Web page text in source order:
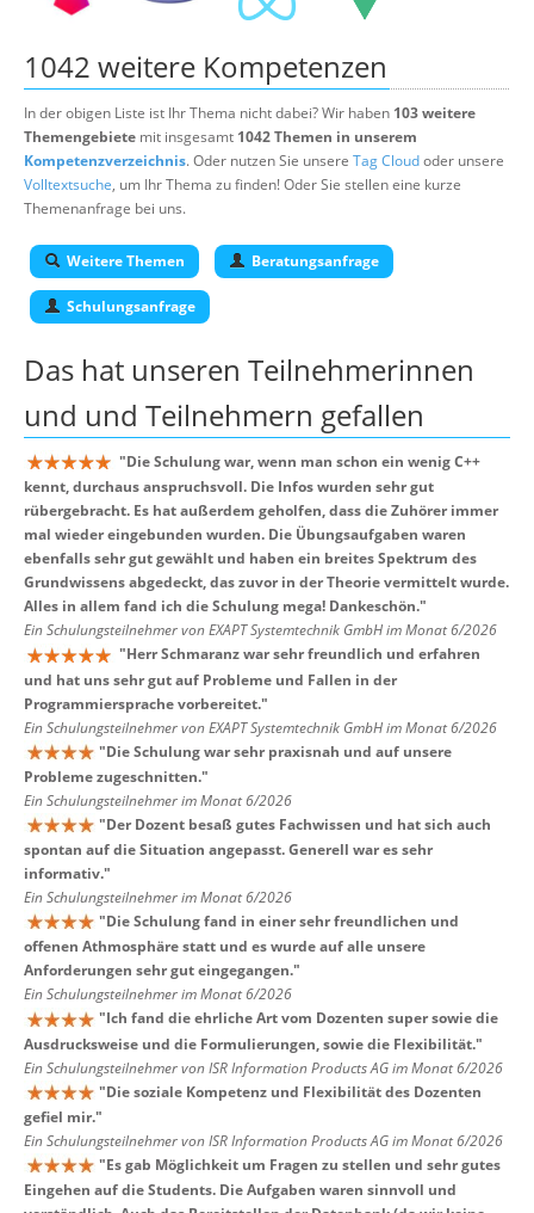
1042 weitere Kompetenzen
In der obigen Liste ist Ihr Thema nicht dabei? Wir haben 103 weitere
Themengebiete mit insgesamt 1042 Themen in unserem
Kompetenzverzeichnis. Oder nutzen Sie unsere Tag Cloudoder unsere
Volltextsuche, um Ihr Thema zu finden! Oder Sie stellen eine kurze
Themenanfrage bei uns.
Weitere Themen Beratungsanfrage
Schulungsanfrage
Das hat unseren Teilnehmerinnen
und und Teilnehmern gefallen
"Die Schulung war, wenn man schon ein wenig C++
kennt, durchaus anspruchsvoll. Die Infos wurden sehr gut
rübergebracht. Es hat außerdem geholfen, dass die Zuhörer immer
mal wieder eingebunden wurden. Die Übungsaufgaben waren
ebenfalls sehr gut gewählt und haben ein breites Spektrum des
Grundwissens abgedeckt, das zuvor in der Theorie vermittelt wurde.
Alles in allem fand ich die Schulung mega! Dankeschön."
Ein Schulungsteilnehmer von EXAPT Systemtechnik GmbH im Monat 6/2026
"Herr Schmaranz war sehr freundlich und erfahren
und hat uns sehr gut auf Probleme und Fallen in der
Programmiersprache vorbereitet."
Ein Schulungsteilnehmer von EXAPT Systemtechnik GmbH im Monat 6/2026
"Die Schulung war sehr praxisnah und auf unsere
Probleme zugeschnitten."
Ein Schulungsteilnehmer im Monat 6/2026
"Der Dozent besaß gutes Fachwissen und hat sich auch
spontan auf die Situation angepasst. Generell war es sehr
informativ."
Ein Schulungsteilnehmer im Monat 6/2026
"Die Schulung fand in einer sehr freundlichen und
offenen Athmosphäre statt und es wurde auf alle unsere
Anforderungen sehr gut eingegangen."
Ein Schulungsteilnehmer im Monat 6/2026
"Ich fand die ehrliche Art vom Dozenten super sowie die
Ausdrucksweise und die Formulierungen, sowie die Flexibilität."
Ein Schulungsteilnehmer von ISR Information Products AG im Monat 6/2026
"Die soziale Kompetenz und Flexibilität des Dozenten
gefiel mir."
Ein Schulungsteilnehmer von ISR Information Products AG im Monat 6/2026
"Es gab Möglichkeit um Fragen zu stellen und sehr gutes
Eingehen auf die Students. Die Aufgaben waren sinnvoll und